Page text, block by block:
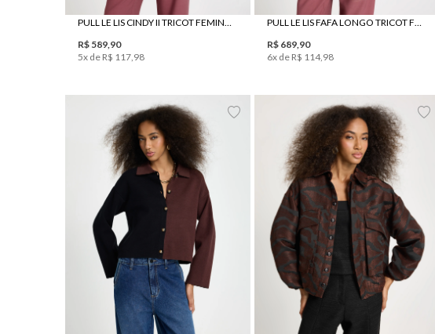
PULL LE LIS CINDY II TRICOT FEMININO
R$ 589, 90
5x de R$ 117, 98
PULL LE LIS FAFA LONGO TRICOT FEMININO
R$ 689 90
6x de R$ 114, 98
PP 34 36